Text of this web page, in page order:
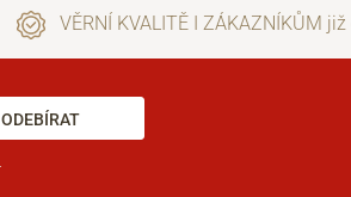
VĚRNÍ KVALITĚ I ZÁKAZNÍKŮM
ODEBÍRAT